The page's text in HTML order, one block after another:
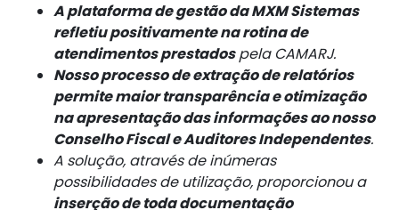
A plataforma de gestão da MXM Sistemas
refletiu positivamente na rotina de
atendimentos prestadospela CAMARJ.
Nosso processo de extração de relatórios
permite maior transparência e otimização
na apresentação das informações ao nosso
Conselho Fiscal eAuditoresIndependentes.
A solução, através de inúmeras
possibilidades de utilização, proporcionou a
inserção de toda documentação